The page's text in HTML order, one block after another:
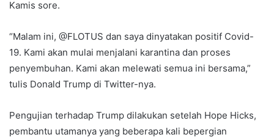
Kamis sore.
“Malam ini, @FLOTUS dan saya dinyatakan positif Covid-
19. Kami akan mulai menjalani karantina dan proses
penyembuhan. Kami akan melewati semua ini bersama,”
tulis Donald Trump di Twitter-nya.
Pengujian terhadap Trump dilakukan setelah Hope Hicks,
pembantu utamanya yang beberapa kali bepergian